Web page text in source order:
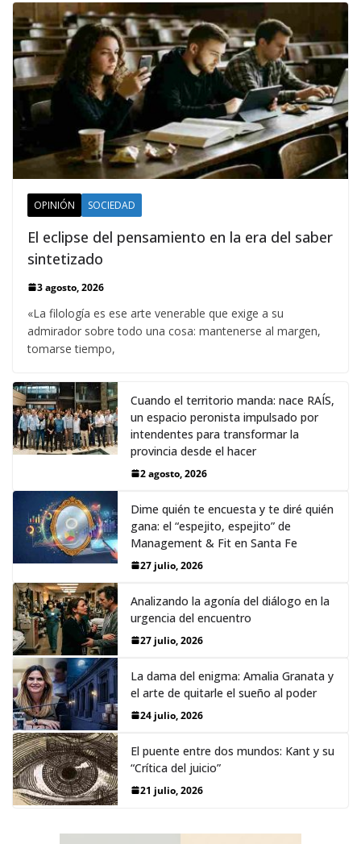
OPINIÓN SOCIEDAD
El eclipse del pensamiento en la era del saber
sintetizado
3 agosto, 2026
«La filología es ese arte venerable que exige a su
admirador sobre todo una cosa: mantenerse al margen,
tomarse tiempo,
Cuando el territorio manda: nace RAÍS,
un espacio peronista impulsado por
intendentes para transformar la
provincia desde el hacer
2 agosto, 2026
Dime quién te encuesta y te diré quién
gana: el “espejito, espejito” de
Management & Fit en Santa Fe
27 julio, 2026
Analizando la agonía del diálogo en la
urgencia del encuentro
27 julio, 2026
La dama del enigma: Amalia Granata y
el arte de quitarle el sueño al poder
24 julio, 2026
El puente entre dos mundos: Kant y su
“Crítica del juicio”
21 julio, 2026